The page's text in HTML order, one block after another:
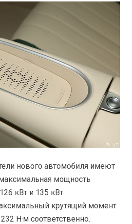
нового автомобиля имеют
мощность
кВт и 135 кВт
крутящий момент
Н·м соответственно.